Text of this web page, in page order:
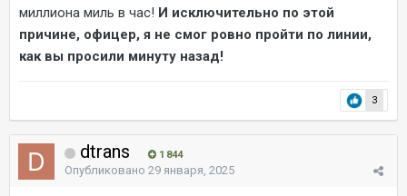
миллиона миль в час! И исключительно по этой
причине, офицер, я не смог ровно пройти по линии,
как вы просили минуту назад!
3
dtrans 1 844
Опубликовано 29 января, 2025